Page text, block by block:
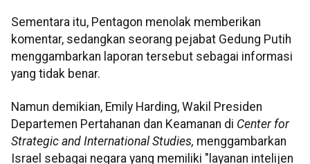
Sementara itu, Pentagon menolak memberikan
komentar, sedangkan seorang pejabat Gedung Putih
menggambarkan laporan tersebut sebagai informasi
yang tidak benar.
Namun demikian, Emily Harding, Wakil Presiden
Departemen Pertahanan dan Keamanan di Center for
Strategic and International Studies, menggambarkan
Israel sebagai negara yang memiliki "layanan intelijen